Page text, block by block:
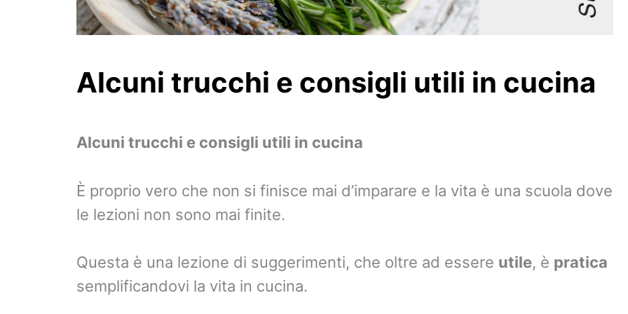
Alcuni trucchi e consigli utili in cucina
Alcuni trucchi e consigli utili in cucina
È proprio vero che non si finisce mai d’imparare e la vita è una scuola dove
le lezioni non sono mai finite.
Questa è una lezione di suggerimenti, che oltre ad essere utile, è pratica
semplificandovi la vita in cucina.